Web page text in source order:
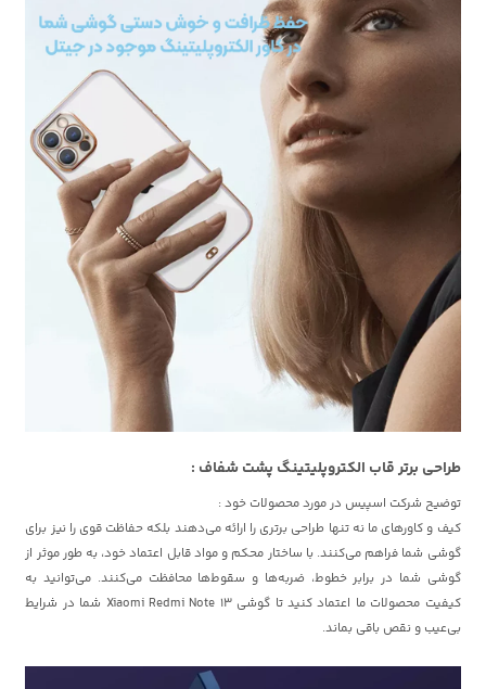
طراحی برتر قاب الکتروپلیتینگ پشت شفاف :
توضیح شرکت اسپیس در مورد محصولات خود :
کیف و کاورهای ما نه تنها طراحی برتری را ارائه می‌دهند بلکه حفاظت قوی را نیز برای
گوشی شما فراهم می‌کنند. با ساختار محکم و مواد قابل اعتماد خود، به طور موثر از
گوشی شما در برابر خطوط، ضربه‌ها و سقوط‌ها محافظت می‌کنند. می‌توانید به
کیفیت محصولات ما اعتماد کنید تا گوشی Xiaomi Redmi Note 13 شما در شرایط
بی‌عیب و نقص باقی بماند.